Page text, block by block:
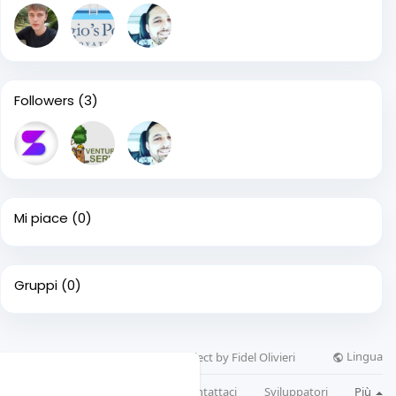
Followers (3)
Mi piace (0)
Gruppi (0)
© 2026 Cogimpa, a Webionz.com project by Fidel Olivieri Lingua
Contattaci Sviluppatori Più